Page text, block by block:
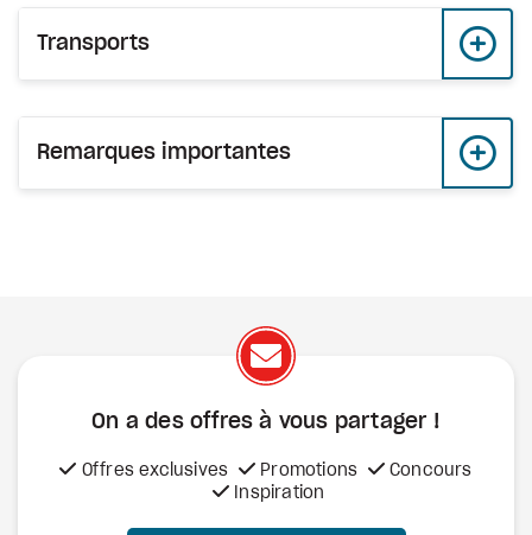
Transports
Remarques importantes
On a des offres à vous partager !
Offres exclusives Promotions
Concours
Inspiration